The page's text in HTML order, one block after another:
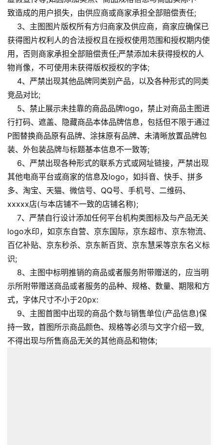
致造成的用户损失，由供应商或商家承担全部赔偿责任;
3、主图图片版权所有方归商家及供应商，商家应确保已
获得图片权利人的合法授权且在授权使用范围和授权期内使
用，否则商家承担全部赔偿责任;严禁添加未获得授权的人
物肖像，不可使用未获得版权授权的字体;
4、严禁出现其他品牌同类别产品，以及各种形式的同类
竞品对比;
5、禁止展示未挂靠的商品品牌logo，禁止对商品主图进
行打码、遮盖、隐藏商品本体品牌信息，包括但不限于通过
P图替换商品原有品牌、涂抹原有品牌、未清晰放置品牌包
装、外包装品牌与标题基本信息不一致等;
6、严禁出现各种形式的联系方式或网址链接，严禁出现
其他电商平台或商家的信息及logo，如抖音、快手、拼多
多、淘宝、天猫、微信号、QQ号、手机号、二维码、
xxxxx店(与本店铺不一致的店铺名称);
7、严禁自行设计添加任何平台机构类图标及与产品无关
logo水印，如京东自营、京东国际，京东超市、京东物流、
百亿补贴、京东秒杀、京东新百货、京东慧采等京东名义标
识;
8、主图中标明推销的商品或者服务附带赠送的，应当明
示所附带赠送商品或者服务的品种、规格、数量、期限和方
式，字体尺寸不小于20px:
9、主图首图中出现的商品个数与销售单位(产品信息)保
持一致，首图所示商品颜色、规格等必须与文字介绍一致,
不得出现与所售商品无关的其他商品和物体;